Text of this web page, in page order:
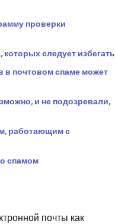
проверки
следует избегать
в почтовом спаме может
и не подозревали,
работающим с
спамом
почты как